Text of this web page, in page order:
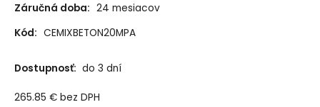
Záručná doba: 24 mesiacov
Kód: CEMIXBETON20MPA
Dostupnosť: do 3 dní
265.85 € bez DPH